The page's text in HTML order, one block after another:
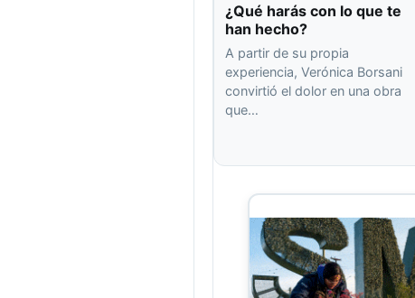
¿Qué harás con lo que te
han hecho?
A partir de su propia
experiencia, Verónica Borsani
convirtió el dolor en una obra
que…